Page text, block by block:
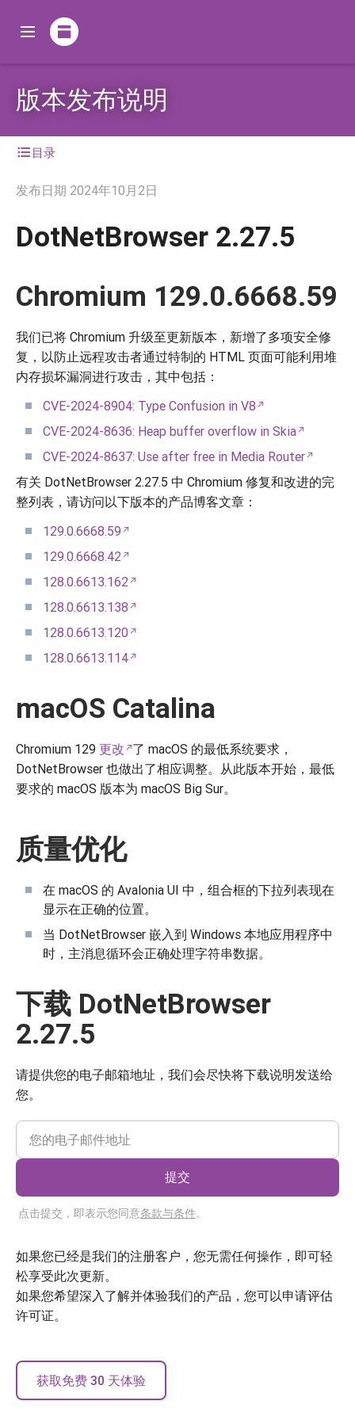
版本发布说明
目录
发布日期 2024年10月2日
DotNetBrowser 2.27.5
Chromium 129.0.6668.59
我们已将 Chromium 升级至更新版本，新增了多项安全修
复，以防止远程攻击者通过特制的 HTML 页面可能利用堆
内存损坏漏洞进行攻击，其中包括：
CVE-2024-8904: Type Confusion in V8
CVE-2024-8636: Heap buffer overflow in Skia
CVE-2024-8637: Use after free in Media Router
有关 DotNetBrowser 2.27.5 中 Chromium 修复和改进的完
整列表，请访问以下版本的产品博客文章：
129.0.6668.59
129.0.6668.42
128.0.6613.162
128.0.6613.138
128.0.6613.120
128.0.6613.114
macOS Catalina
Chromium 129 更改 了 macOS 的最低系统要求，
DotNetBrowser 也做出了相应调整。从此版本开始，最低
要求的 macOS 版本为 macOS Big Sur。
质量优化
在 macOS 的 Avalonia UI 中，组合框的下拉列表现在
显示在正确的位置。
当 DotNetBrowser 嵌入到 Windows 本地应用程序中
时，主消息循环会正确处理字符串数据。
下载 DotNetBrowser
2.27.5
请提供您的电子邮箱地址，我们会尽快将下载说明发送给
您。
提交
点击提交，即表示您同意条款与条件。
如果您已经是我们的注册客户，您无需任何操作，即可轻
松享受此次更新。
如果您希望深入了解并体验我们的产品，您可以申请评估
许可证。
获取免费 30 天体验